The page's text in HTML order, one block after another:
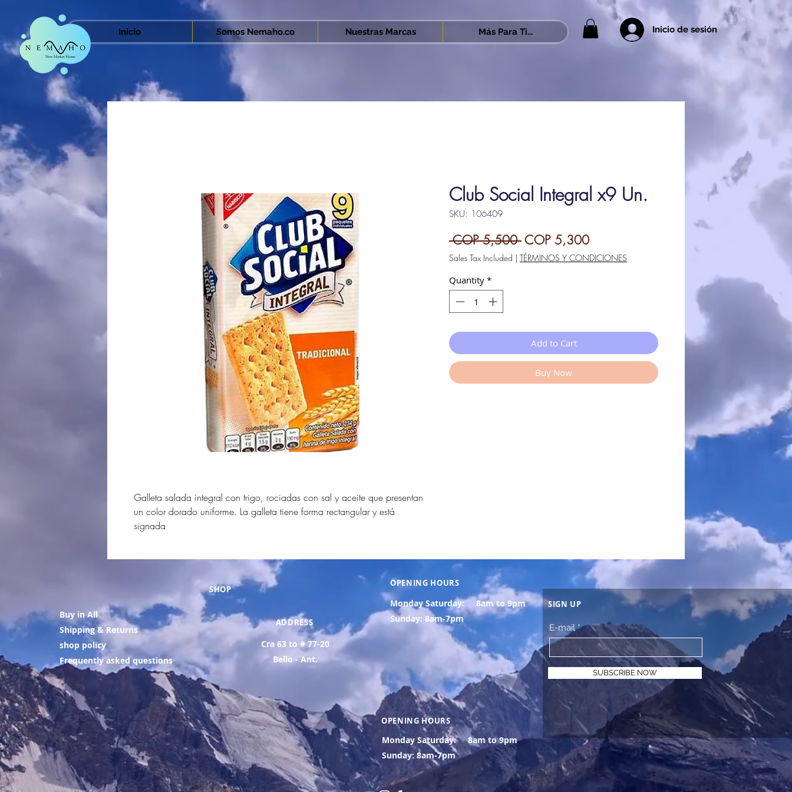
Inicio Somos Nemaho.co Nuestras Marcas Más Para Ti... Inicio de sesión
Galleta salada integral con trigo, rociadas con sal y aceite que presentan
un color dorado uniforme. La galleta tiene forma rectangular y está
signada
Club Social Integral x9 Un.
SKU: 106409
COP 5,500 Regular
Price
COP 5,300Sale
Price
Sales Tax Included | TÉRMINOS Y CONDICIONES
Quantity *
Add to Cart
Buy Now
SHOP
Buy in All
Shipping & Returns
shop policy
Frequently asked questions
ADDRESS
Cra 63 to # 77-20
Bello - Ant.
OPENING HOURS
Monday Saturday:
8am to 9pm
Sunday: 8am-7pm
OPENING HOURS
Monday Saturday:
8am to 9pm
Sunday: 8am-7pm
SIGN UP
E-mail
SUBSCRIBE NOW